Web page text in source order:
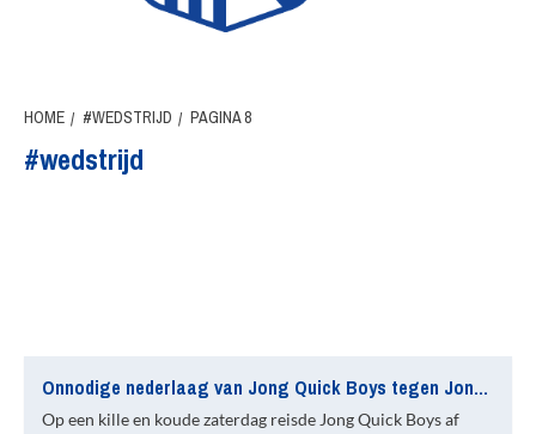
HOME #WEDSTRIJD PAGINA 8
#wedstrijd
Onnodige nederlaag van Jong Quick Boys tegen Jong Spartaan’20
Op een kille en koude zaterdag reisde Jong Quick Boys af